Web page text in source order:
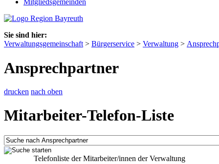
Mitgliedsgemeinden
Sie sind hier:
Verwaltungsgemeinschaft > Bürgerservice > Verwaltung >
Ansprechpartner
drucken nach oben
Mitarbeiter-Telefon-Liste
Telefonliste der Mitarbeiter/innen der Verwaltung